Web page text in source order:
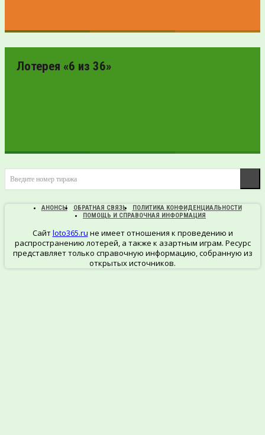
ПРОВЕРИТЬ
БИЛЕТ
Лотерея «6 из 36»
ПРОВЕРИТЬ
БИЛЕТ
Введите номер тиража
АНОНСЫ ОБРАТНАЯ СВЯЗЬ
ПОЛИТИКА КОНФИДЕНЦИАЛЬНОСТИ
ПОМОЩЬ И СПРАВОЧНАЯ ИНФОРМАЦИЯ
Сайтloto365.ru не имеет отношения к проведению и
распространению лотерей, а также к азартным играм. Ресурс
представляет только справочную информацию, собранную из
открытых источников.